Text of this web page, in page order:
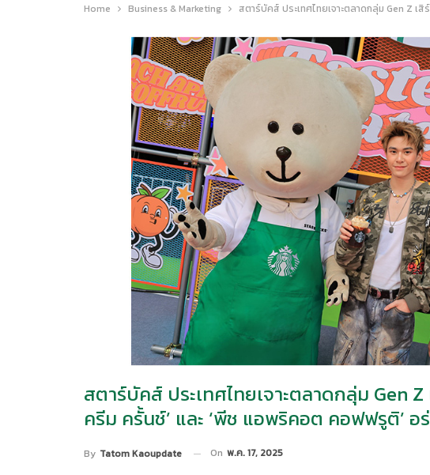
Home Business & Marketing สตาร์บัคส์ ประเทศไทยเจาะตลาดกลุ่ม Gen Z
สตาร์บัคส์ ประเทศไทยเจาะตลาดกลุ่ม Gen
ครีม ครั้นช์’ และ ‘พีช แอพริคอต คอฟฟรูติ’
By Tatom Kaoupdate On พ.ค. 17, 2025